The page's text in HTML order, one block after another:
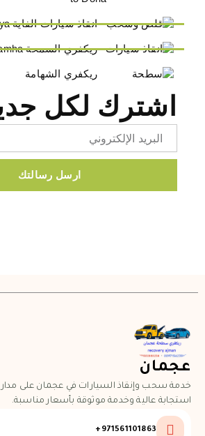
انقاذ سيارات الفاية Car Rescue Al-Faya
ريكفري السمحة Recovery Al Samha
ريكفري الشهامة
اشترك لكل
ارسل رسالتك
عجمان
خدمة سحب وإنقاذ السيارات في عجمان على
استجابة عالية وخدمة موثوقة بأسعار مناسبة.
971561101863+